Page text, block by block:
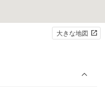
大きな地図